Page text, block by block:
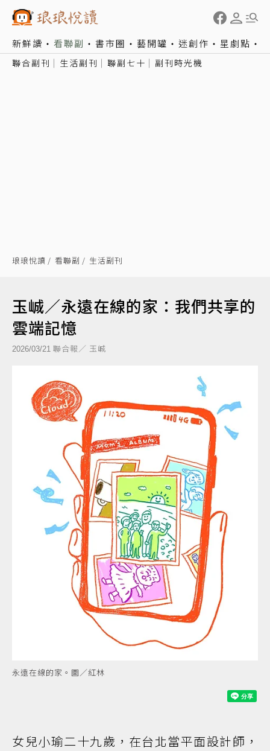
新鮮讀 看聯副 書市圈 藝開罐 迷創作 星劇點
聯合副刊 生活副刊 聯副七十 副刊時光機
琅琅悅讀 看聯副 生活副刊
玉峸／永遠在線的家：我們共享的
雲端記憶
2026/03/21 聯合報／ 玉峸
永遠在線的家。圖／紅林
女兒小瑜二十九歲，在台北當平面設計師，